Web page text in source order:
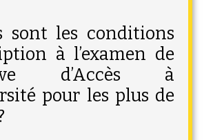
sont les conditions
à l’examen de
d’Accès à
pour les plus de